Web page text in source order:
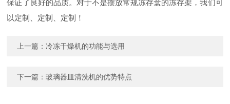
保证了良好的品质。对于不是摆放常规冻存盒的冻存架，我们可
以定制、定制、定制！
上一篇：冷冻干燥机的功能与选用
下一篇：玻璃器皿清洗机的优势特点